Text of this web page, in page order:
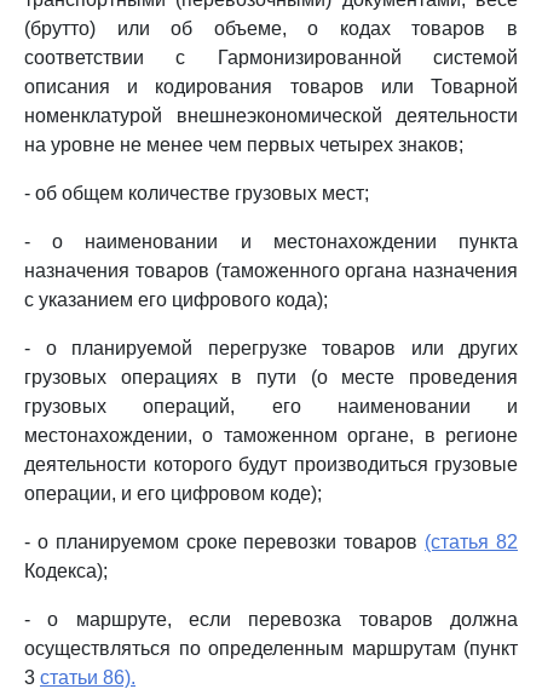
(брутто) или об объеме, о кодах товаров в
соответствии с Гармонизированной системой
описания и кодирования товаров или Товарной
номенклатурой внешнеэкономической деятельности
на уровне не менее чем первых четырех знаков;
- об общем количестве грузовых мест;
- о наименовании и местонахождении пункта
назначения товаров (таможенного органа назначения
с указанием его цифрового кода);
- о планируемой перегрузке товаров или других
грузовых операциях в пути (о месте проведения
грузовых операций, его наименовании и
местонахождении, о таможенном органе, в регионе
деятельности которого будут производиться грузовые
операции, и его цифровом коде);
- о планируемом сроке перевозки товаров (статья 82
Кодекса);
- о маршруте, если перевозка товаров должна
осуществляться по определенным маршрутам (пункт
3 статьи 86).